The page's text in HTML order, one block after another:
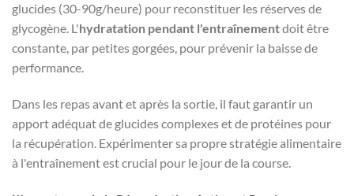
glucides (30-90g/heure) pour reconstituer les réserves de
glycogène. L'hydratation pendant l'entraînementdoit être
constante, par petites gorgées, pour prévenir la baisse de
performance.
Dans les repas avant et après la sortie, il faut garantir un
apport adéquat de glucides complexes et de protéines pour
la récupération. Expérimenter sa propre stratégie alimentaire
à l'entraînement est crucial pour le jour de la course.